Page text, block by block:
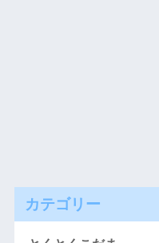
カテゴリー